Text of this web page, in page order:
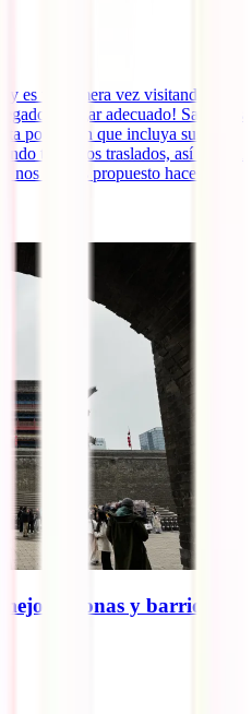
y es tu primera vez visitando este
al lugar adecuado! Sabemos
por Japón que incluya sus
todos los traslados, así que en
nos hemos propuesto hacer tu
zonas y barrios